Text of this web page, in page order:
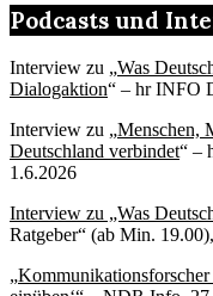
Podcasts und
Interview zu „Was
Dialogaktion“ – hr INFO
Interview zu „Menschen,
Deutschland verbindet“ –
1.6.2026
Interview zu „Was
Ratgeber“ (ab Min.
„